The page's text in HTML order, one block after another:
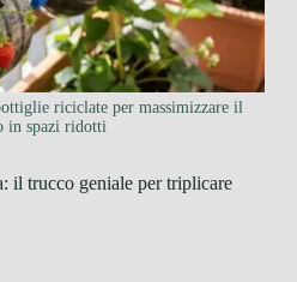
riciclate per massimizzare il
in spazi ridotti
il trucco geniale per triplicare